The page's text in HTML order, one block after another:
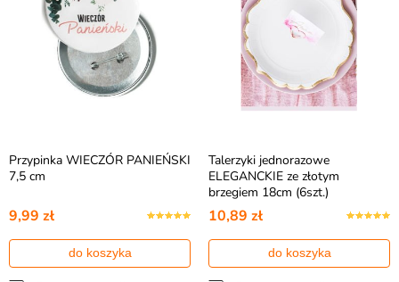
Przypinka WIECZÓR PANIEŃSKI
7,5 cm
9,99 zł
do koszyka
Talerzyki jednorazowe
ELEGANCKIE ze złotym
brzegiem 18cm (6szt.)
10,89 zł
do koszyka